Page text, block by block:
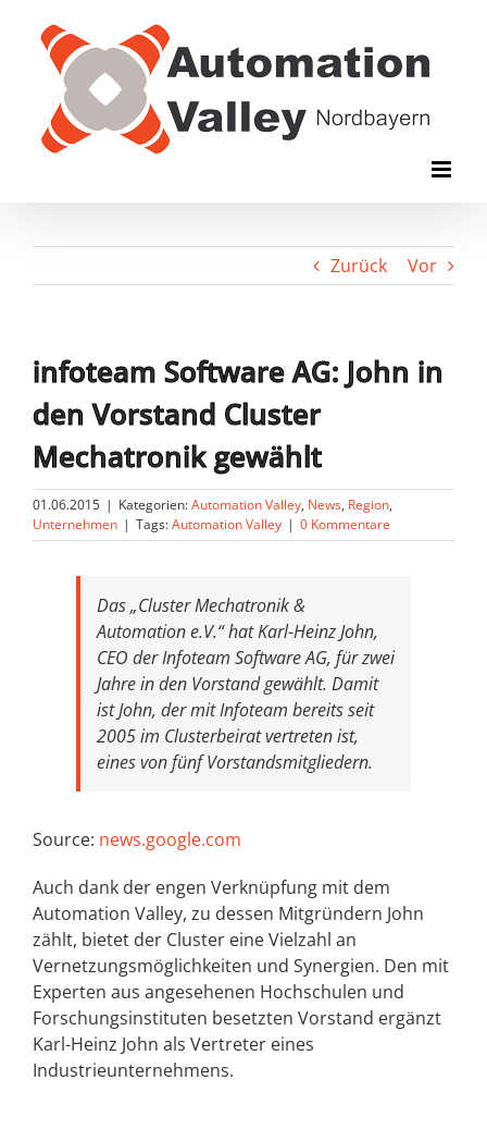
Inhalt
springen
Zurück Vor
infoteam Software AG: John in
den Vorstand Cluster
Mechatronik gewählt
01.06.2015 | Kategorien:Automation Valley, News, Region,
Unternehmen | Tags:Automation Valley | 0 Kommentare
Das „Cluster Mechatronik &
Automation e.V.“ hat Karl-Heinz John,
CEO der Infoteam Software AG, für zwei
Jahre in den Vorstand gewählt. Damit
ist John, der mit Infoteam bereits seit
2005 im Clusterbeirat vertreten ist,
eines von fünf Vorstandsmitgliedern.
Source: news.google.com
Auch dank der engen Verknüpfung mit dem
Automation Valley, zu dessen Mitgründern John
zählt, bietet der Cluster eine Vielzahl an
Vernetzungsmöglichkeiten und Synergien. Den mit
Experten aus angesehenen Hochschulen und
Forschungsinstituten besetzten Vorstand ergänzt
Karl-Heinz John als Vertreter eines
Industrieunternehmens.